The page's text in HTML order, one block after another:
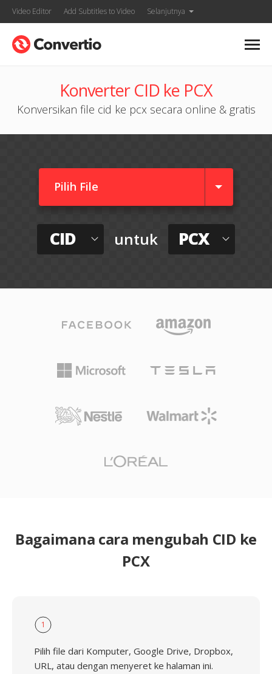
Video Editor Add Subtitles to Video Selanjutnya
Konverter CID ke PCX
Konversikan file cid ke pcx secara online & gratis
Pilih File
CID untuk PCX
Bagaimana cara mengubah CID ke
PCX
1
Pilih file dari Komputer, Google Drive, Dropbox,
URL, atau dengan menyeret ke halaman ini.